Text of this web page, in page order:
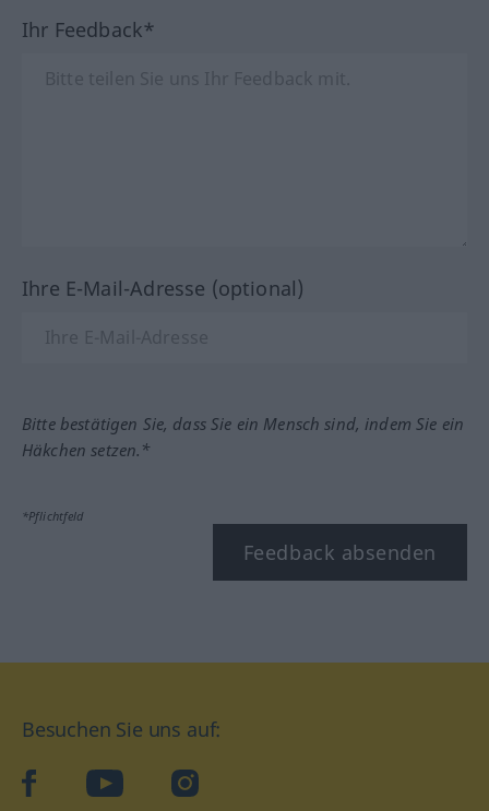
Ihr Feedback*
Ihre E-Mail-Adresse (optional)
Bitte bestätigen Sie, dass Sie ein Mensch sind, indem Sie ein
Häkchen setzen.*
*Pflichtfeld
Feedback absenden
Besuchen Sie uns auf:
facebookYouTube Instagram